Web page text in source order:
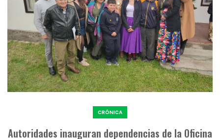
CRÓNICA
Autoridades inauguran dependencias de la Oficina